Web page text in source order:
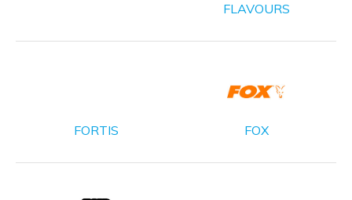
FLAVOURS
FORTIS FOX